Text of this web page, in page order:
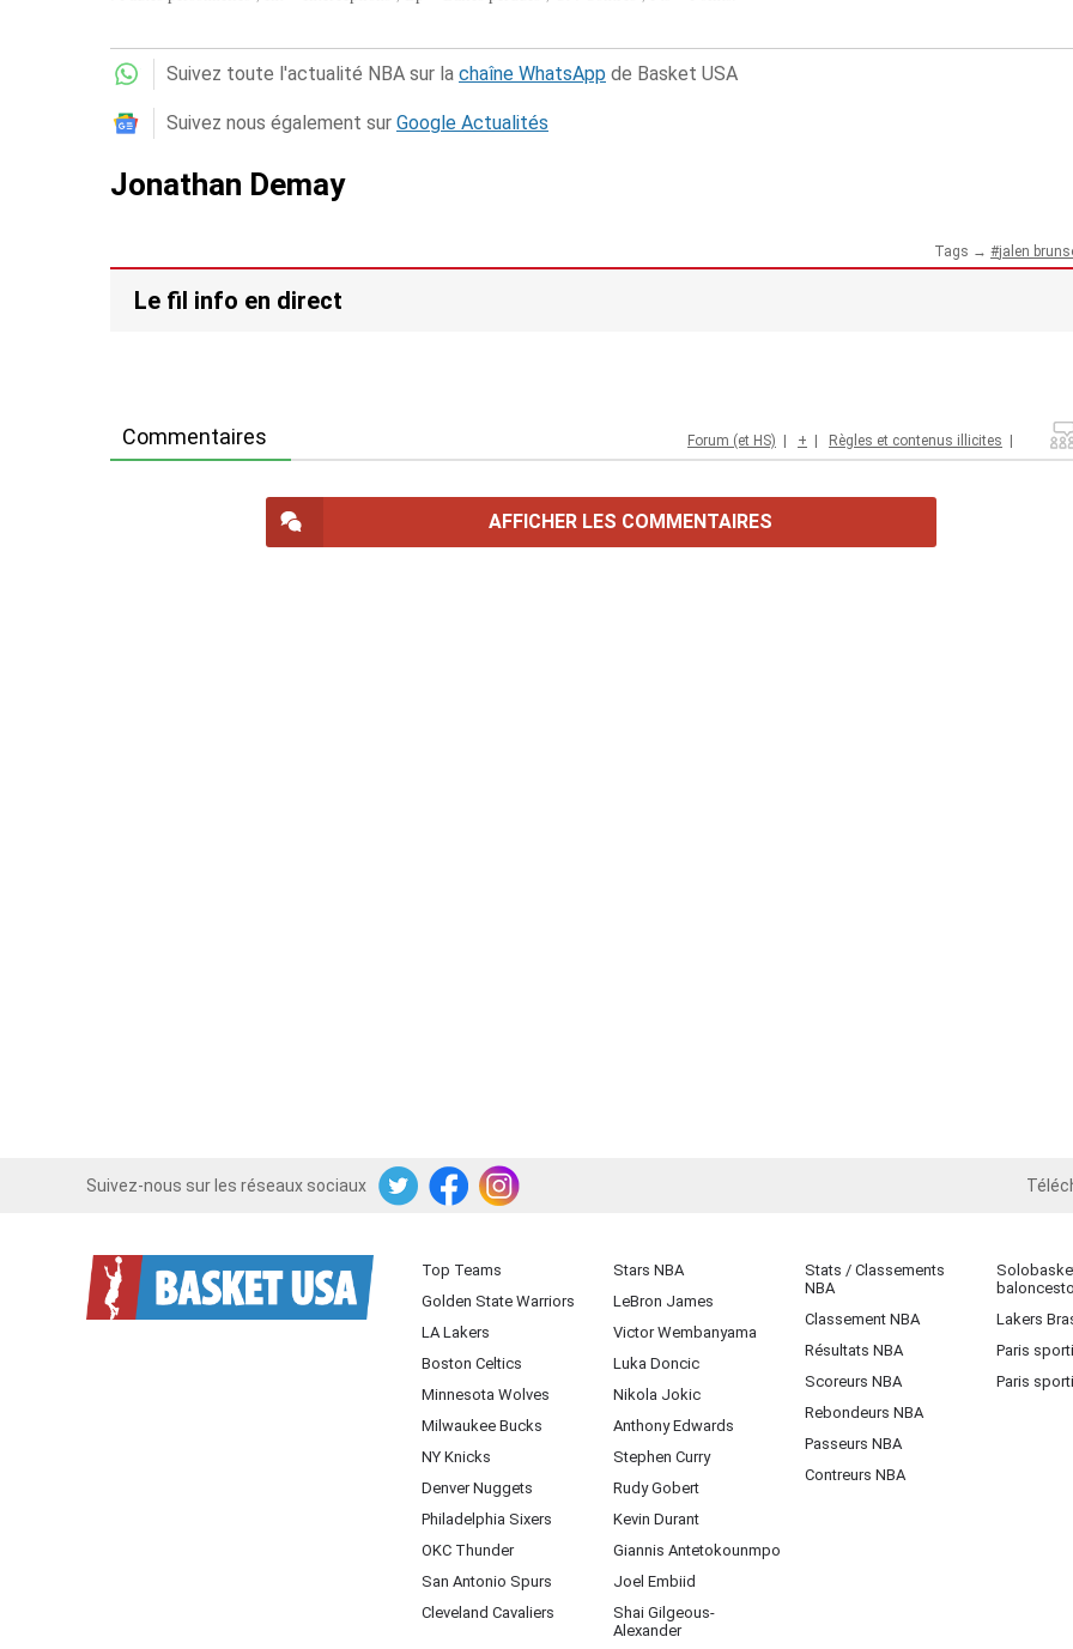
Suivez toute l'actualité NBA sur la chaîne WhatsApp de Basket USA
Suivez nous également sur Google Actualités
Jonathan Demay
Tags → jalen
Le fil info en direct
Commentaires Forum (et HS) | + | Règles et contenus illicites |
AFFICHER LES COMMENTAIRES
Suivez-nous sur les réseaux sociaux
TwitterFacebookInstagram iOS
Top Teams
Golden State Warriors
LA Lakers
Boston Celtics
Minnesota Wolves
Milwaukee Bucks
NY Knicks
Denver Nuggets
Philadelphia Sixers
OKC Thunder
San Antonio Spurs
Cleveland Cavaliers
Stars NBA
LeBron James
Victor Wembanyama
Luka Doncic
Nikola Jokic
Anthony Edwards
Stephen Curry
Rudy Gobert
Kevin Durant
Giannis Antetokounmpo
Joel Embiid
Shai Gilgeous-
Alexander
Stats / Classements
NBA
Classement NBA
Résultats NBA
Scoreurs NBA
Rebondeurs NBA
Passeurs NBA
Contreurs NBA
Lakers
Paris
Paris